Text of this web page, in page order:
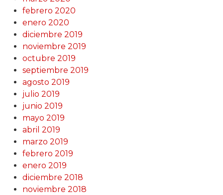
febrero 2020
enero 2020
diciembre 2019
noviembre 2019
octubre 2019
septiembre 2019
agosto 2019
julio 2019
junio 2019
mayo 2019
abril 2019
marzo 2019
febrero 2019
enero 2019
diciembre 2018
noviembre 2018